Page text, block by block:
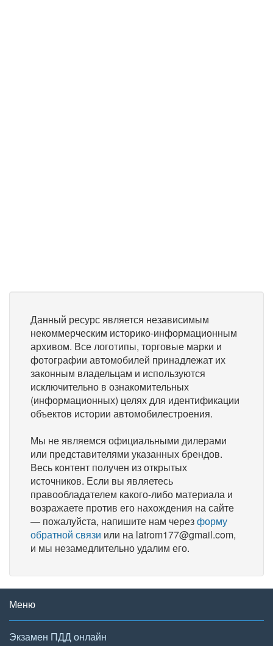
Данный ресурс является независимым
некоммерческим историко-информационным
архивом. Все логотипы, торговые марки и
фотографии автомобилей принадлежат их
законным владельцам и используются
исключительно в ознакомительных
(информационных) целях для идентификации
объектов истории автомобилестроения.
Мы не являемся официальными дилерами
или представителями указанных брендов.
Весь контент получен из открытых
источников. Если вы являетесь
правообладателем какого-либо материала и
возражаете против его нахождения на сайте
— пожалуйста, напишите нам черезформу
обратной связи или на latrom177@gmail.com,
и мы незамедлительно удалим его.
Меню
Экзамен ПДД онлайн